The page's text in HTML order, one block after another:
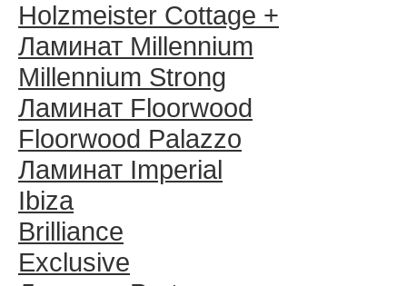
Holzmeister Cottage +
Ламинат Millennium
Millennium Strong
Ламинат Floorwood
Floorwood Palazzo
Ламинат Imperial
Ibiza
Brilliance
Exclusive